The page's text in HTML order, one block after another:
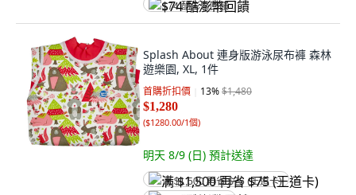
$74 酷澎幣回饋
Splash About 連身版游泳尿布褲 森林
遊樂園, XL, 1件
首購折扣價 13%$1,480
$1,280
($1280.00/1個)
明天 8/9 (日) 預計送達
满 $1,500 再省 $75 (王道卡)